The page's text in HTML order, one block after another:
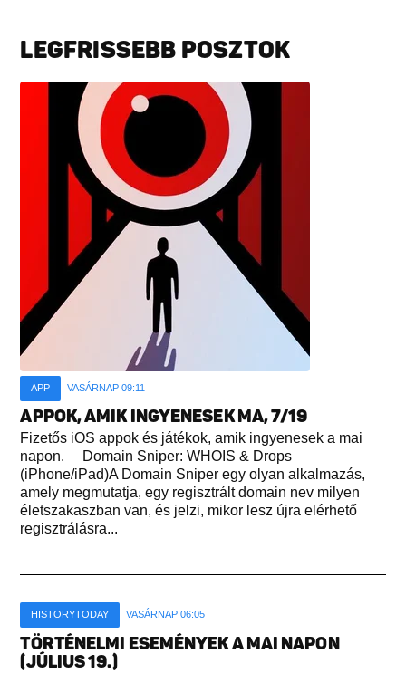
LEGFRISSEBB POSZTOK
APP VASÁRNAP 09:11
APPOK, AMIK INGYENESEK MA, 7/19
Fizetős iOS appok és játékok, amik ingyenesek a mai
napon. Domain Sniper: WHOIS & Drops
(iPhone/iPad)A Domain Sniper egy olyan alkalmazás,
amely megmutatja, egy regisztrált domain nev milyen
életszakaszban van, és jelzi, mikor lesz újra elérhető
regisztrálásra...
HISTORYTODAY VASÁRNAP 06:05
TÖRTÉNELMI ESEMÉNYEK A MAI NAPON
(JÚLIUS 19.)